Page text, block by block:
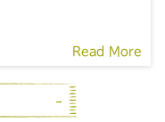
Read More